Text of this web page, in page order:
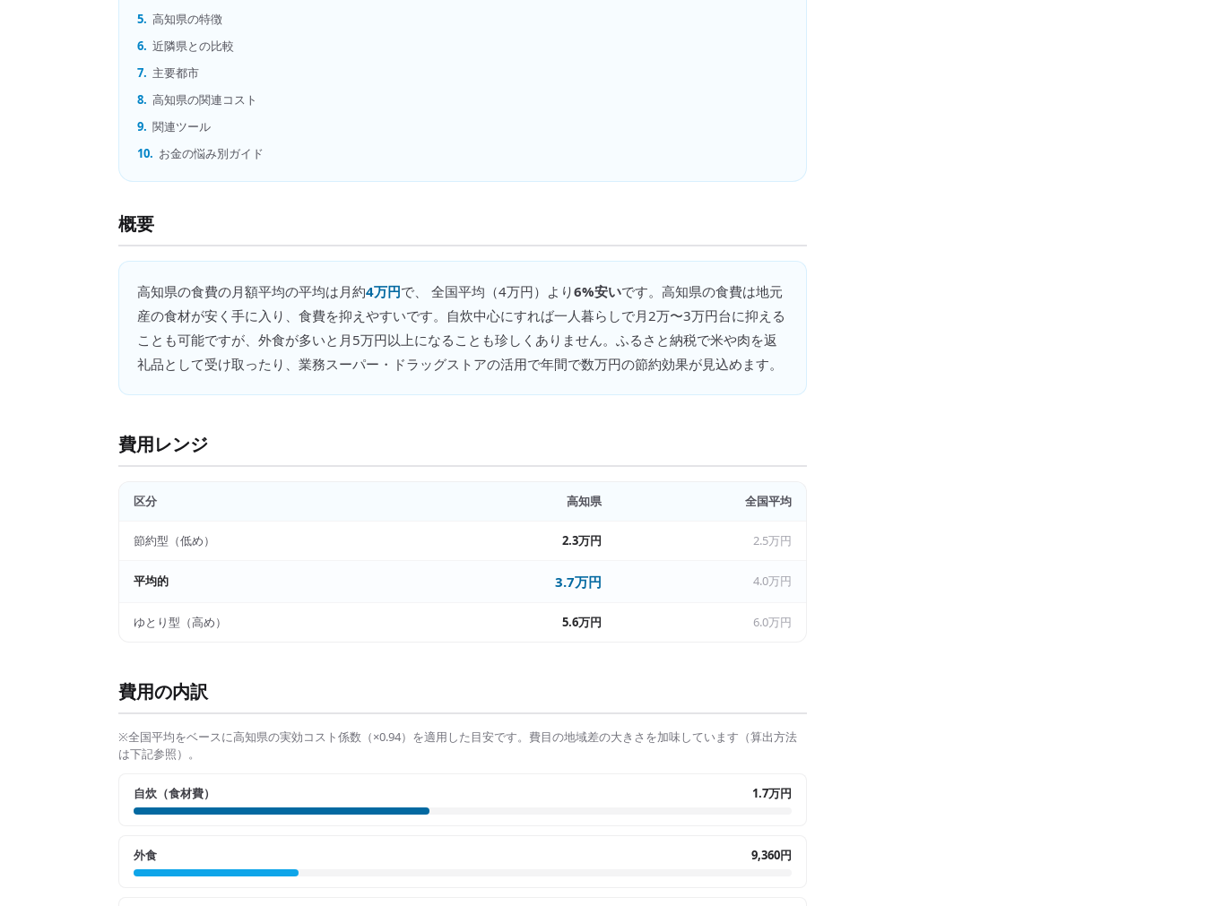
5. 高知県の特徴
6. 近隣県との比較
7. 主要都市
8. 高知県の関連コスト
9. 関連ツール
10. お金の悩み別ガイド
概要
高知県の食費の月額平均の平均は月約4万円で、 全国平均（4万円）より6%安いです。 高知県の食費は地元
産の食材が安く手に入り、食費を抑えやすいです。自炊中心にすれば一人暮らしで月2万〜3万円台に抑える
ことも可能ですが、外食が多いと月5万円以上になることも珍しくありません。ふるさと納税で米や肉を返
礼品として受け取ったり、業務スーパー・ドラッグストアの活用で年間で数万円の節約効果が見込めます。
費用レンジ
区分 高知県 全国平均
節約型（低め） 2.3万円 2.5万円
平均的 3.7万円 4.0万円
ゆとり型（高め） 5.6万円 6.0万円
費用の内訳
※全国平均をベースに高知県の実効コスト係数（×0.94）を適用した目安です。費目の地域差の大きさを加味しています（算出方法
は下記参照）。
自炊（食材費） 1.7万円
外食 9,360円